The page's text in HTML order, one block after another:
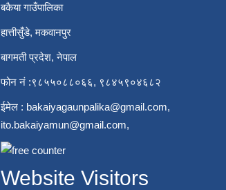
बकैया गाउँपालिका
हात्तीसुँडे, मकवानपुर
बागमती प्रदेश, नेपाल
फोन नं :९८५५०८८०६६, ९८४५९०४६८२
ईमेल : bakaiyagaunpalika@gmail.com,
ito.bakaiyamun@gmail.com,
Website Visitors